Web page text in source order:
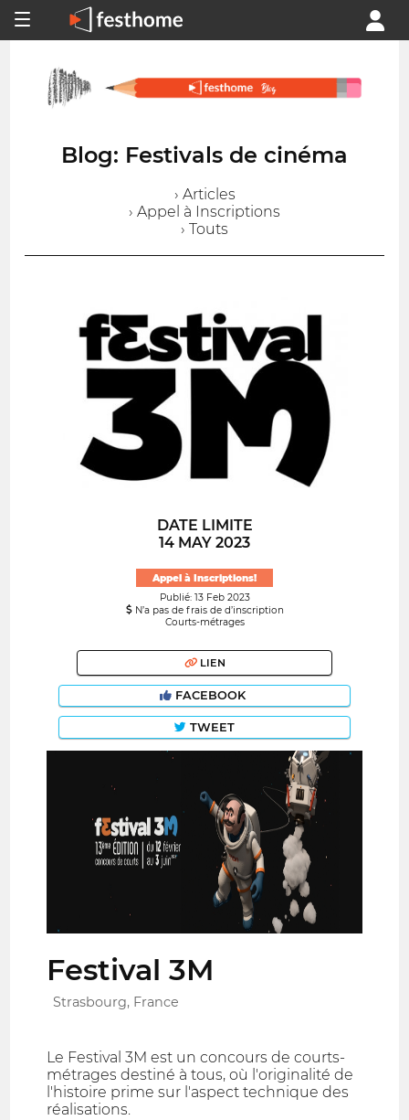
Blog: Festivals de cinéma
› Articles
› Appel à Inscriptions
› Touts
DATE LIMITE
14 MAY 2023
Appel à Inscriptions!
Publié: 13 Feb 2023
N’a pas de frais de d’inscription
Courts-métrages
LIEN
FACEBOOK
TWEET
Festival 3M
Strasbourg, France
Le Festival 3M est un concours de courts-
métrages destiné à tous, où l'originalité de
l'histoire prime sur l'aspect technique des
réalisations.